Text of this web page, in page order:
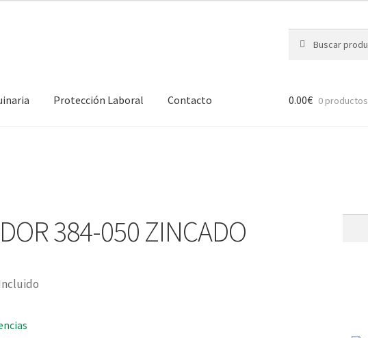
por:
Protección Laboral Contacto 0.00€ 0 productos
384-050 ZINCADO